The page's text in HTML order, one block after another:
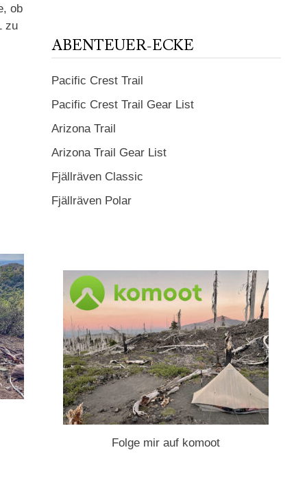
ob
zu
ABENTEUER-ECKE
Pacific Crest Trail
Pacific Crest Trail Gear List
Arizona Trail
Arizona Trail Gear List
Fjällräven Classic
Fjällräven Polar
Folge mir auf komoot